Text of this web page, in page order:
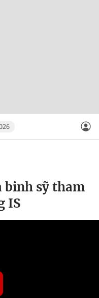
binh sỹ tham
IS